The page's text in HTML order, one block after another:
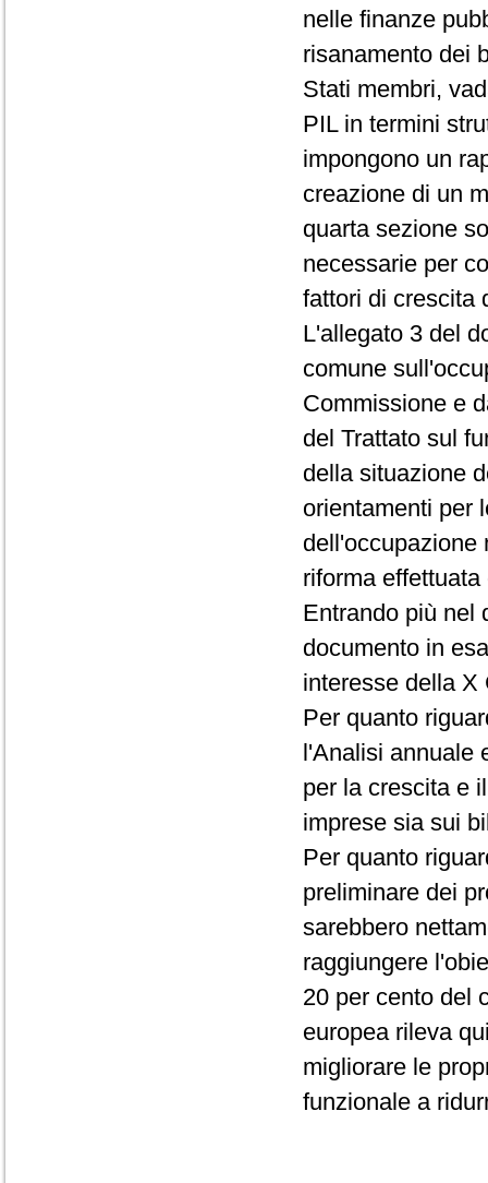
nelle finanze
risanamento dei
Stati membri,
PIL in termini
impongono un
creazione di un
quarta sezione
necessarie per
fattori di crescita
L'allegato 3 del
comune
Commissione e
del Trattato sul
della situazione
orientamenti per
dell'occupazione
riforma
Entrando più nel
documento in
interesse della X
Per quanto
l'Analisi annuale
per la crescita e
imprese sia sui
Per quanto
preliminare dei
sarebbero
raggiungere
20 per cento del
europea rileva
migliorare le
funzionale a